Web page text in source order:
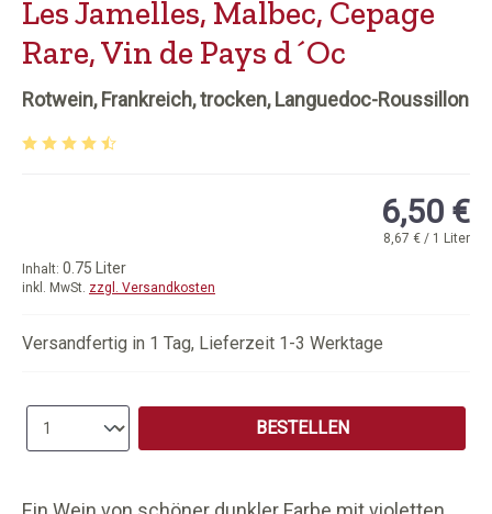
Les Jamelles, Malbec, Cepage
Rare, Vin de Pays d´Oc
Rotwein, Frankreich, trocken, Languedoc-Roussillon
6,50 €
8,67 € / 1 Liter
Inhalt: 0.75 Liter
inkl. MwSt. zzgl. Versandkosten
Versandfertig in 1 Tag, Lieferzeit 1-3 Werktage
Produkt Anzahl: Gib den gewünschten
BESTELLEN